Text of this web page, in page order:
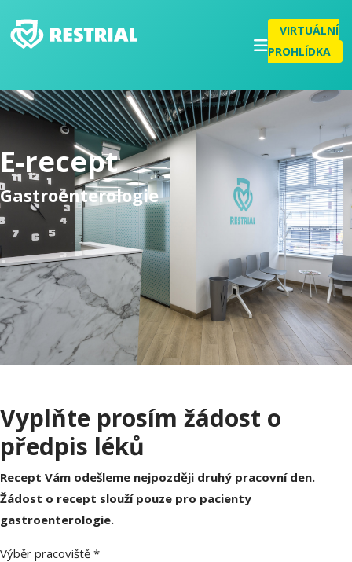
VIRTUÁLNÍ
PROHLÍDKA
E-recept
Gastroenterologie
Vyplňte prosím žádost o
předpis léků
Recept Vám odešleme nejpozději druhý pracovní den.
Žádost o recept slouží pouze pro pacienty
gastroenterologie.
Výběr pracoviště *